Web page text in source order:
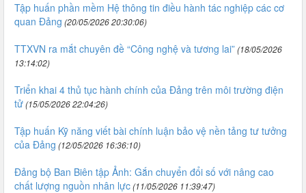
Tập huấn phần mềm Hệ thông tin điều hành tác nghiệp các cơ
quan Đảng (20/05/2026 20:30:06)
TTXVN ra mắt chuyên đề “Công nghệ và tương lai”(18/05/2026
13:14:02)
​​​​​​​Triển khai 4 thủ tục hành chính của Đảng trên môi trường điện
tử(15/05/2026 22:04:26)
Tập huấn Kỹ năng viết bài chính luận bảo vệ nền tảng tư tưởng
của Đảng (12/05/2026 16:36:10)
Đảng bộ Ban Biên tập Ảnh: Gắn chuyển đổi số với nâng cao
chất lượng nguồn nhân lực(11/05/2026 11:39:47)